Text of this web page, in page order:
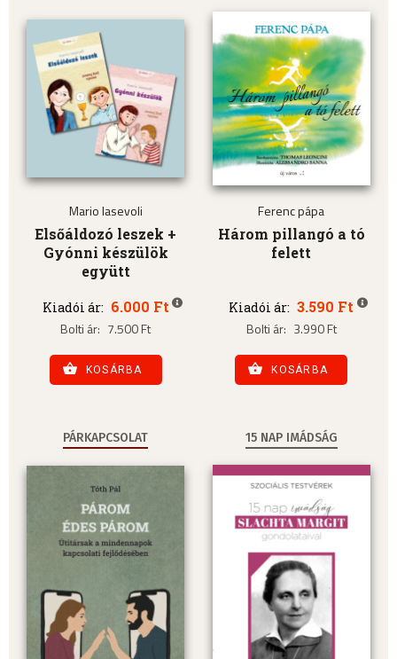
Mario Iasevoli
Elsőáldozó leszek +
Gyónni készülök
együtt
Kiadói ár: 6.000 Ft
Bolti ár: 7.500 Ft
KOSÁRBA
Ferenc pápa
Három pillangó a tó
felett
Kiadói ár: 3.590 Ft
Bolti ár: 3.990 Ft
KOSÁRBA
PÁRKAPCSOLAT 15 NAP IMÁDSÁG